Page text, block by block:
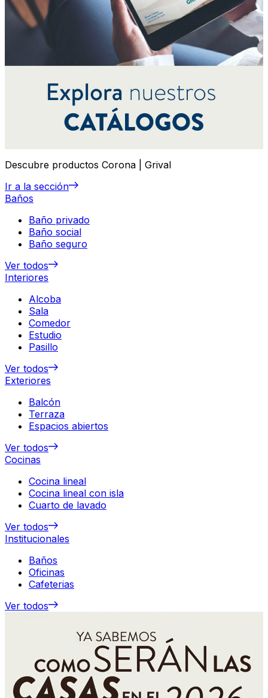
Descubre productos Corona | Grival
Ir a la sección
Baños
Baño privado
Baño social
Baño seguro
Ver todos
Interiores
Alcoba
Sala
Comedor
Estudio
Pasillo
Ver todos
Exteriores
Balcón
Terraza
Espacios abiertos
Ver todos
Cocinas
Cocina lineal
Cocina lineal con isla
Cuarto de lavado
Ver todos
Institucionales
Baños
Oficinas
Cafeterias
Ver todos